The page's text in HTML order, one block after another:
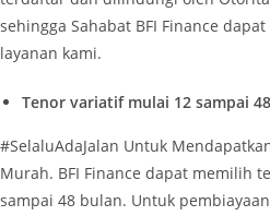
sehingga Sahabat BFI Finance
layanan kami.
Tenor variatif mulai 12 sampai
#SelaluAdaJalan Untuk
Murah. BFI Finance dapat memilih
sampai 48 bulan. Untuk